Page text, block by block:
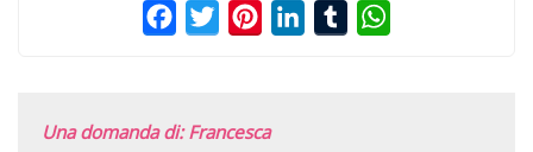
FacebookTwitterPinterestLinkedInTumblr
Una domanda di: Francesca